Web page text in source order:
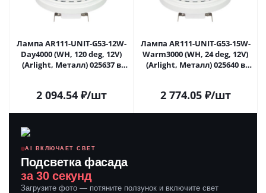
Лампа AR111-UNIT-G53-12W-
Day4000 (WH, 120 deg, 12V)
(Arlight, Металл) 025637 в
2 094.54₽/шт
Лампа AR111-UNIT-G53-15W-
Warm3000 (WH, 24 deg, 12V)
(Arlight, Металл) 025640 в
2 774.05₽/шт
AI ВКЛЮЧАЕТ СВЕТ
Подсветка фасада
за 30 секунд
Загрузите фото — потяните ползунок и включите свет